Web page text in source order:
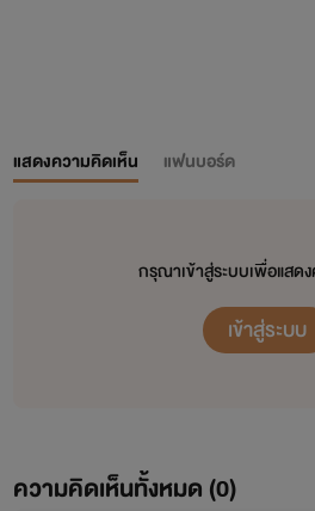
แสดงความคิดเห็น แฟนบอร์ด
กรุณาเข้าสู่ระบบเพื่อแสด
เข้าสู่ระบบ
ความคิดเห็นทั้งหมด (0)